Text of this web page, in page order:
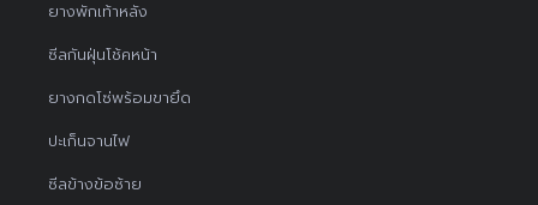
ยางพักเท้าหลัง
ซีลกันฝุ่นโช้คหน้า
ยางกดโซ่พร้อมขายึด
ปะเก็นจานไฟ
ซีลข้างข้อซ้าย